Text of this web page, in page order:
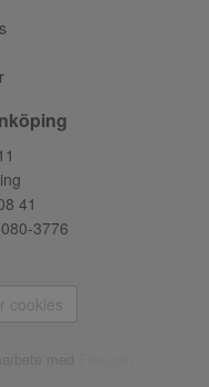
41
3776
cookies